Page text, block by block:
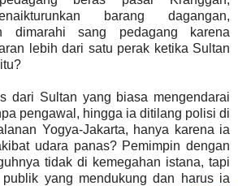
barang dagangan,
dimarahi sang pedagang karena
lebih dari satu perak ketika Sultan
dari Sultan yang biasa mengendarai
pengawal, hingga ia ditilang polisi di
Yogya-Jakarta, hanya karena ia
udara panas? Pemimpin dengan
tidak di kemegahan istana, tapi
yang mendukung dan harus ia